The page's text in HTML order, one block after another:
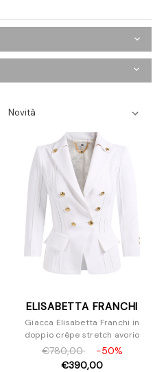
ELISABETTA FRANCHI
Giacca Elisabetta Franchi in
doppio crêpe stretch avorio
€780,00
-50%
€390,00